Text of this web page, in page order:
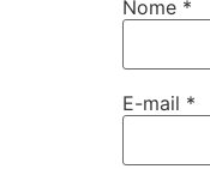
Nome *
E-mail *